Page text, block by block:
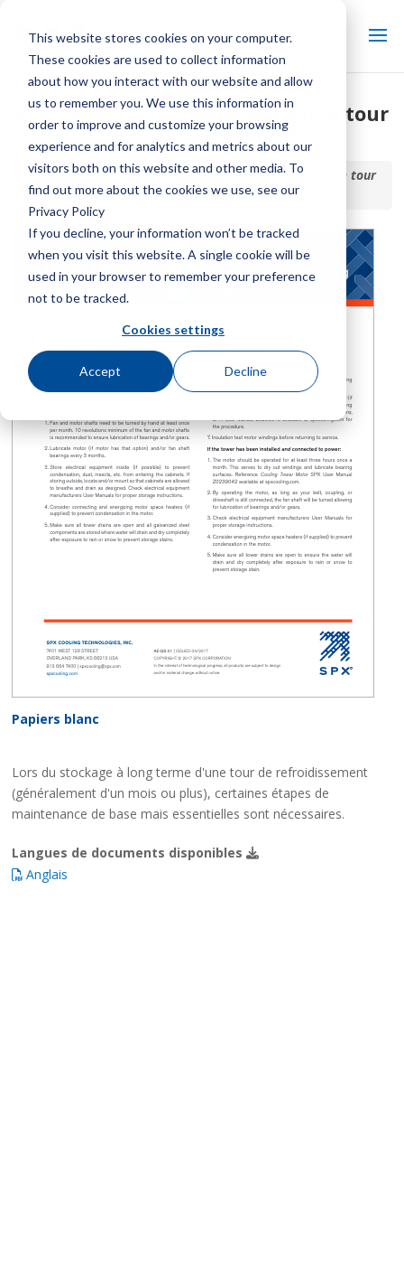
This website stores cookies on your computer.
These cookies are used to collect information
about how you interact with our website and allow
us to remember you. We use this information in
order to improve and customize your browsing
experience and for analytics and metrics about our
visitors both on this website and other media. To
find out more about the cookies we use, see our
Privacy Policy
If you decline, your information won’t be tracked
when you visit this website. A single cookie will be
used in your browser to remember your preference
not to be tracked.
Cookies settings
Accept Decline
Stockage à long terme dans une tour
de refroidissement
Accueil / Bibliothèque /Stockage à long terme dans une tour
de refroidissement
Papiers blanc
Lors du stockage à long terme d'une tour de refroidissement
(généralement d'un mois ou plus), certaines étapes de
maintenance de base mais essentielles sont nécessaires.
Langues de documents disponibles
Anglais